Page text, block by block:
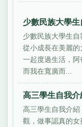
少數民族大學
少數民族大學生自
從小成長在美麗
一起度過生活，阿
而我在寬廣而...
高三學生自我介
高三學生自我介
觀，做事認真的